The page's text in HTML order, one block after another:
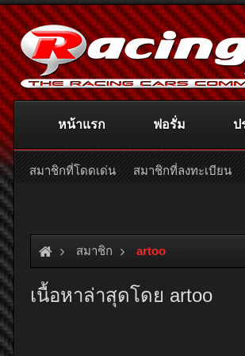
สมาชิก artoo
เนื้อหาล่าสุดโดย artoo
หน้าแรก ฟอรั่ม ป
สมาชิกที่โดดเด่น สมาชิกที่ลงทะเบียน